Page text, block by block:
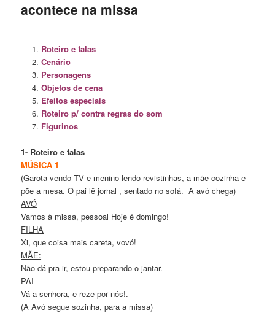
acontece na missa
Roteiro e falas
Cenário
Personagens
Objetos de cena
Efeitos especiais
Roteiro p/ contra regras do som
Figurinos
1- Roteiro e falas
MÚSICA 1
(Garota vendo TV e menino lendo revistinhas, a mãe cozinha e
põe a mesa. O pai lê jornal , sentado no sofá. A avó chega)
AVÓ
Vamos à missa, pessoal Hoje é domingo!
FILHA
Xi, que coisa mais careta, vovó!
MÃE:
Não dá pra ir, estou preparando o jantar.
PAI
Vá a senhora, e reze por nós!.
(A Avó segue sozinha, para a missa)